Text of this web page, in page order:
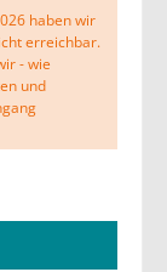
haben wir
erreichbar.
- wie
und